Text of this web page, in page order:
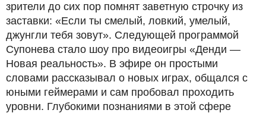
зрители до сих пор помнят заветную строчку из
заставки: «Если ты смелый, ловкий, умелый,
джунгли тебя зовут». Следующей программой
Супонева стало шоу про видеоигры «Денди —
Новая реальность». В эфире он простыми
словами рассказывал о новых играх, общался с
юными геймерами и сам пробовал проходить
уровни. Глубокими познаниями в этой сфере